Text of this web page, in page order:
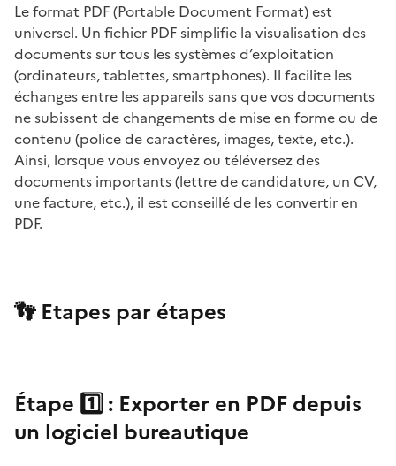
Le format PDF (Portable Document Format) est
universel. Un fichier PDF simplifie la visualisation des
documents sur tous les systèmes d’exploitation
(ordinateurs, tablettes, smartphones). Il facilite les
échanges entre les appareils sans que vos documents
ne subissent de changements de mise en forme ou de
contenu (police de caractères, images, texte, etc.).
Ainsi, lorsque vous envoyez ou téléversez des
documents importants (lettre de candidature, un CV,
une facture, etc.), il est conseillé de les convertir en
PDF.
👣 Etapes par étapes
Étape 1️⃣ : Exporter en PDF depuis
un logiciel bureautique